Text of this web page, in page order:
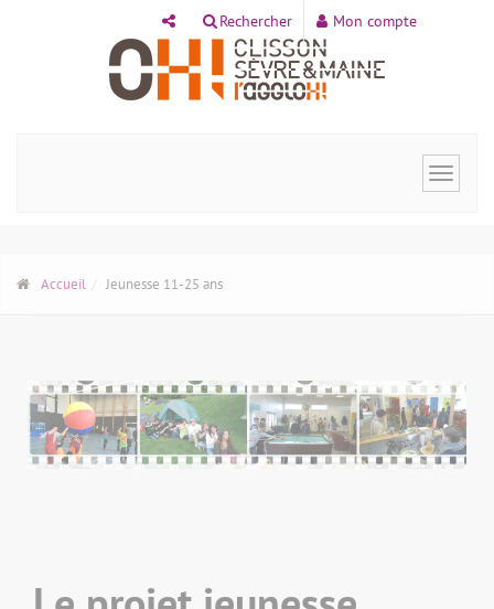
Rechercher Mon compte
Toggle
Accueil Jeunesse 11-25 ans
Panneau de gestion des cookies